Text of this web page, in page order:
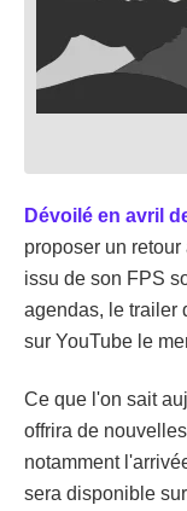
Dévoilé en avril
proposer un
issu de son FPS
agendas, le trailer
sur YouTube le
Ce que l'on sait
offrira de
notamment
sera disponible